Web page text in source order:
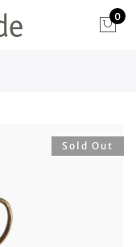
0
Sold Out